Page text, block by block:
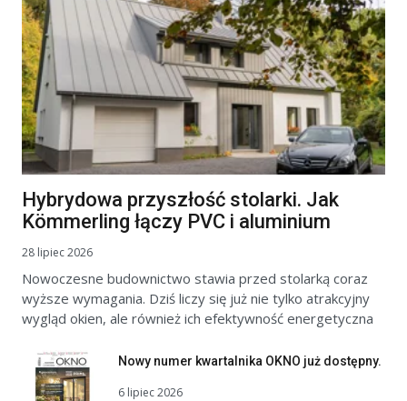
Hybrydowa przyszłość stolarki. Jak
Kömmerling łączy PVC i aluminium
28 lipiec 2026
Nowoczesne budownictwo stawia przed stolarką coraz
wyższe wymagania. Dziś liczy się już nie tylko atrakcyjny
wygląd okien, ale również ich efektywność energetyczna
Nowy numer kwartalnika OKNO już dostępny.
6 lipiec 2026